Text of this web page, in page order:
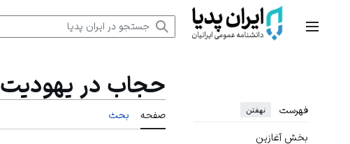
منوی اصلی
فهرست نهفتن
بخش آغازین
حجاب در یهودیت
صفحه بحث